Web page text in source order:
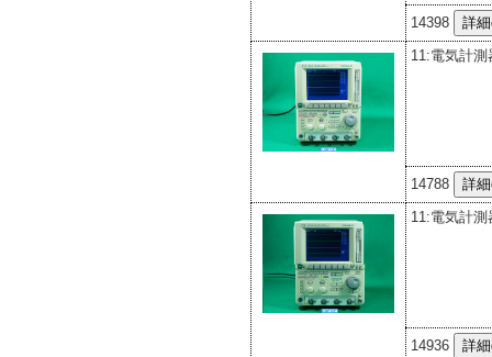
14398
11:電気計測
14788
11:電気計測
14936